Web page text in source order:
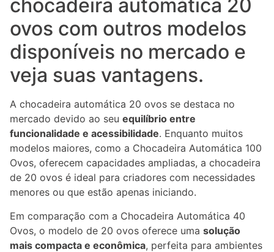
chocadeira automática 20
ovos com outros modelos
disponíveis no mercado e
veja suas vantagens.
A chocadeira automática 20 ovos se destaca no
mercado devido ao seu equilíbrio entre
funcionalidade e acessibilidade. Enquanto muitos
modelos maiores, como a Chocadeira Automática 100
Ovos, oferecem capacidades ampliadas, a chocadeira
de 20 ovos é ideal para criadores com necessidades
menores ou que estão apenas iniciando.
Em comparação com a Chocadeira Automática 40
Ovos, o modelo de 20 ovos oferece uma solução
mais compacta e econômica, perfeita para ambientes